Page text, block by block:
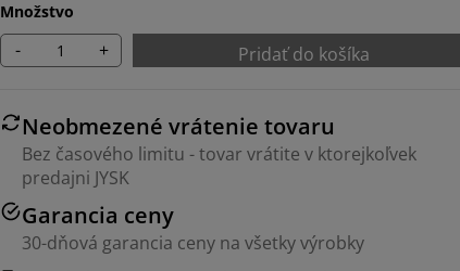
Množstvo
- + Pridať do košíka
Neobmezené vrátenie tovaru
Bez časového limitu - tovar vrátite v ktorejkoľvek
predajni JYSK
Garancia ceny
30-dňová garancia ceny na všetky výrobky